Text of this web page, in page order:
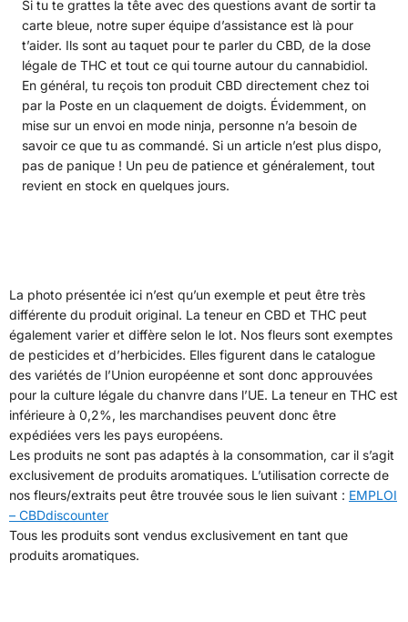
Si tu te grattes la tête avec des questions avant de sortir ta
carte bleue, notre super équipe d’assistance est là pour
t’aider. Ils sont au taquet pour te parler du CBD, de la dose
légale de THC et tout ce qui tourne autour du cannabidiol.
En général, tu reçois ton produit CBD directement chez toi
par la Poste en un claquement de doigts. Évidemment, on
mise sur un envoi en mode ninja, personne n’a besoin de
savoir ce que tu as commandé. Si un article n’est plus dispo,
pas de panique ! Un peu de patience et généralement, tout
revient en stock en quelques jours.
La photo présentée ici n’est qu’un exemple et peut être très
différente du produit original. La teneur en CBD et THC peut
également varier et diffère selon le lot. Nos fleurs sont exemptes
de pesticides et d’herbicides. Elles figurent dans le catalogue
des variétés de l’Union européenne et sont donc approuvées
pour la culture légale du chanvre dans l’UE. La teneur en THC est
inférieure à 0,2%, les marchandises peuvent donc être
expédiées vers les pays européens.
Les produits ne sont pas adaptés à la consommation, car il s’agit
exclusivement de produits aromatiques. L’utilisation correcte de
nos fleurs/extraits peut être trouvée sous le lien suivant : EMPLOI
– CBDdiscounter
Tous les produits sont vendus exclusivement en tant que
produits aromatiques.